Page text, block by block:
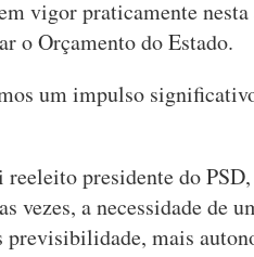
vigor praticamente
o Orçamento do Estado.
um impulso
presidente do
vezes, a necessidade de
previsibilidade, mais